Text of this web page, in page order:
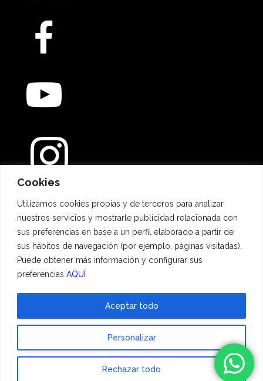
Cookies
Utilizamos cookies propias y de terceros para analizar
nuestros servicios y mostrarle publicidad relacionada con
sus preferencias en base a un perfil elaborado a partir de
sus hábitos de navegación (por ejemplo, páginas visitadas).
Puede obtener más información y configurar sus
preferencias AQUÍ
Personalizar
Rechazar todo
Aceptar todo
Métodos de pago
© 2023 Hadescan All rights reserved ·Aviso Legal
Política de cookies| Powered bybinary